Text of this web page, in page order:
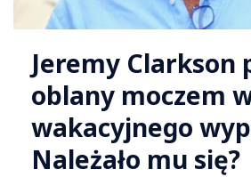
Jeremy Clarkson
oblany moczem
wakacyjnego
Należało mu się?